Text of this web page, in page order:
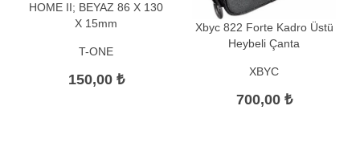
HOME II; BEYAZ 86 X 130
X 15mm
T-ONE
150,00 ₺
Xbyc 822 Forte Kadro Üstü
Heybeli Çanta
XBYC
700,00 ₺